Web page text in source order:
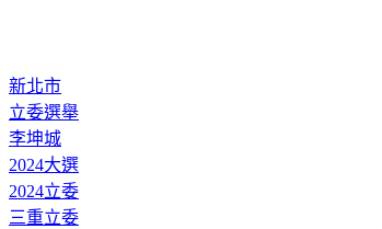
新北市
立委選舉
李坤城
2024大選
2024立委
三重立委